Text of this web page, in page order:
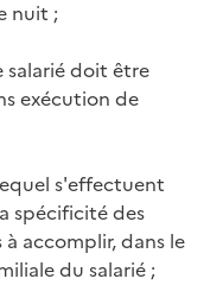
nuit ;
salarié doit être
exécution de
s'effectuent
spécificité des
accomplir, dans le
du salarié ;